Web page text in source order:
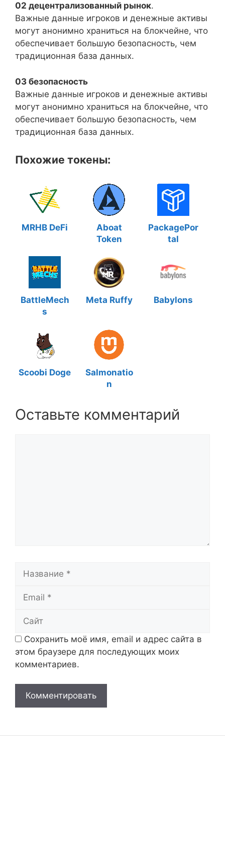
02 децентрализованный рынок.
Важные данные игроков и денежные активы
могут анонимно храниться на блокчейне, что
обеспечивает большую безопасность, чем
традиционная база данных.
03 безопасность
Важные данные игроков и денежные активы
могут анонимно храниться на блокчейне, что
обеспечивает большую безопасность, чем
традиционная база данных.
Похожие токены:
MRHB DeFi
Aboat
Token
PackagePor
tal
BattleMech
s
Meta Ruffy Babylons
Scoobi Doge
Salmonatio
n
Оставьте комментарий
Название
Email
Сайт
Сохранить моё имя, email и адрес сайта в
этом браузере для последующих моих
комментариев.